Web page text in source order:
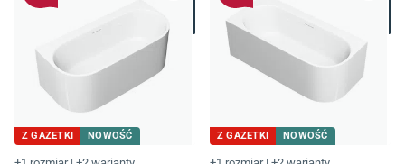
Z GAZETKI NOWOŚĆ Z GAZETKI NOWOŚĆ